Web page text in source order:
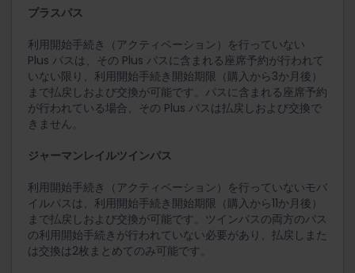
プラスパス
利用開始手続き（アクティベーション）を行っていない
Plus パスは、その Plus パスに含まれる座席予約が行われて
いない限り、利用開始手続き開始期限（購入から3か月後）
まで払戻しおよび交換が可能です。パスに含まれる座席予約
が行われている場合、その Plus パスは払戻しおよび交換で
きません。
ジャーマンレイルツインパス
利用開始手続き（アクティベーション）を行っていないモバ
イルパスは、利用開始手続き開始期限（購入から11か月後）
まで払戻しおよび交換が可能です。ツインパスの両方のパス
の利用開始手続きが行われていない必要があり、払戻しまた
は交換は2枚まとめてのみ可能です。